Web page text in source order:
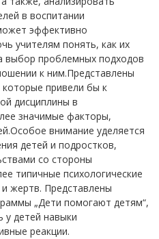
в воспитании
эффективно
учителям понять, как их
выбор проблемных подходов
к ним.Представлены
привели бы к
дисциплины в
значимые факторы,
внимание уделяется
детей и подростков,
со стороны
типичные психологические
и жертв. Представлены
„Дети помогают детям“,
детей навыки
реакции.